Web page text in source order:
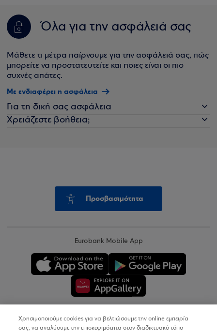
Όλα για την ασφάλειά σας
Μάθετε τι μέτρα παίρνουμε για την ασφάλειά σας, πώς
μπορείτε να προστατευτείτε και ποιες είναι οι πιο
συχνές απάτες.
Με ενδιαφέρει η ασφάλεια
Για τη δική σας ασφάλεια
Χρειάζεστε βοήθεια;
Προσβασιμότητα
Eurobank Mobile App
Copyright © 2026
Χρησιμοποιούμε cookies για να βελτιώσουμε την online εμπειρία
σας, να αναλύουμε την επισκεψιμότητα στον διαδικτυακό τόπο